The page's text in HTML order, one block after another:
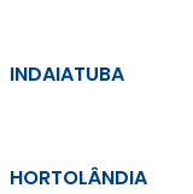
INDAIATUBA
HORTOLÂNDIA